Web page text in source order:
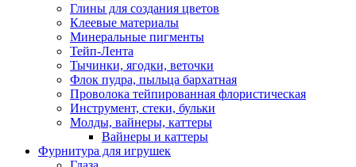
Глины для создания цветов
Клеевые материалы
Минеральные пигменты
Тейп-Лента
Тычинки, ягодки, веточки
Флок пудра, пыльца бархатная
Проволока тейпированная флористическая
Инструмент, стеки, бульки
Молды, вайнеры, каттеры
Вайнеры и каттеры
Фурнитура для игрушек